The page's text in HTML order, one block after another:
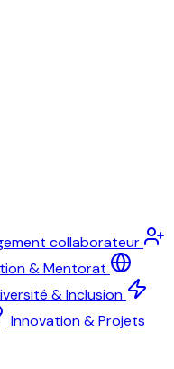
collaborateur
& Mentorat
& Inclusion
Innovation & Projets